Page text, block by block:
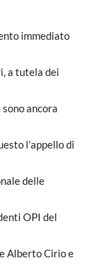
immediato
a tutela dei
ancora
l’appello di
delle
OPI del
Alberto Cirio e